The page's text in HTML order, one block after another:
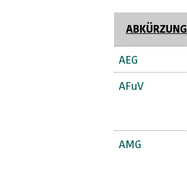
ABKÜRZUNG
AEG
AFuV
AMG